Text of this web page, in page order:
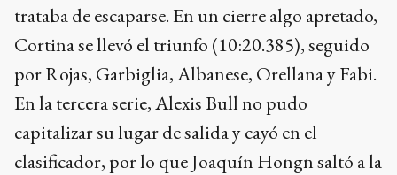
trataba de escaparse. En un cierre algo apretado,
Cortina se llevó el triunfo (10:20.385), seguido
por Rojas, Garbiglia, Albanese, Orellana y Fabi.
En la tercera serie, Alexis Bull no pudo
capitalizar su lugar de salida y cayó en el
clasificador, por lo que Joaquín Hongn saltó a la